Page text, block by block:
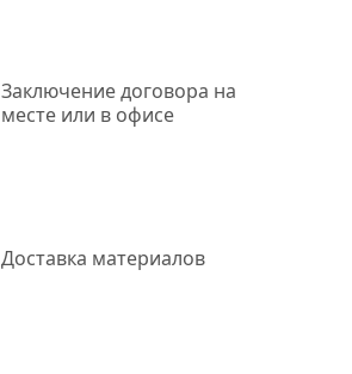
Заключениедоговора на
месте или в офисе
Доставка материалов